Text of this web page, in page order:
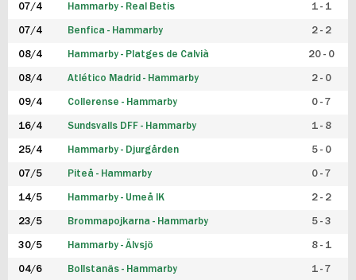
07/4 Hammarby - Real Betis 1 - 1
07/4 Benfica - Hammarby 2 - 2
08/4 Hammarby - Platges de Calvià 20 - 0
08/4 Atlético Madrid - Hammarby 2 - 0
09/4 Collerense - Hammarby 0 - 7
16/4 Sundsvalls DFF - Hammarby 1 - 8
25/4 Hammarby - Djurgården 5 - 0
07/5 Piteå - Hammarby 0 - 7
14/5 Hammarby - Umeå IK 2 - 2
23/5 Brommapojkarna - Hammarby 5 - 3
30/5 Hammarby - Älvsjö 8 - 1
04/6 Bollstanäs - Hammarby 1 - 7